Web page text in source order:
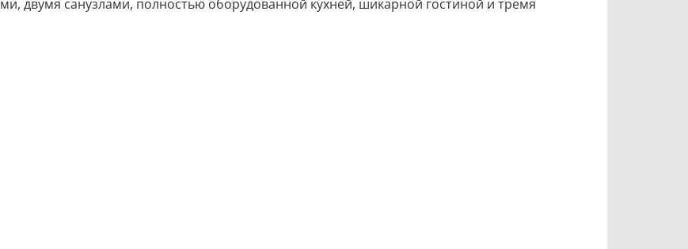
двумя санузлами, полностью оборудованной кухней, шикарной гостиной и тремя